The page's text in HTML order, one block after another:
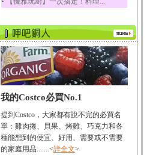
迷迭香
酸、迷迭香酸、植物...
咖啡
咖啡中的咖啡因會刺激
中樞神經系統，特別...
椰子
椰子含有糖類、脂肪、
荔枝
荔枝性質溫和所含的營
養素有醣類、檸檬酸...
我的Costco必買No.1
提到Costco，大家都有說不完的必買名
單：雞肉捲、貝果、烤雞、巧克力和各
種能想到的便宜、好用、需要或不需要
的家庭用品.......<詳全文>